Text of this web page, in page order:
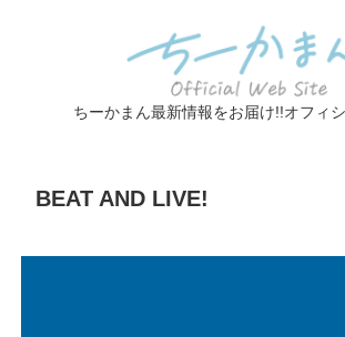
ちーかまん最新情報をお届け!!オフィ
BEAT AND LIVE!